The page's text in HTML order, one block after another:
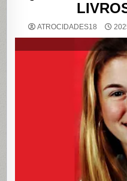
ATROCIDADES18